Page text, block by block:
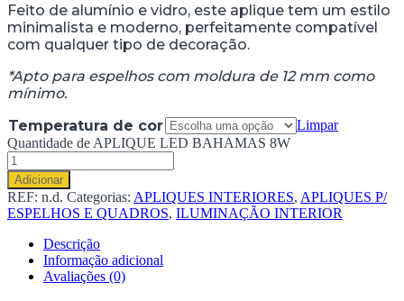
Feito de alumínio e vidro, este aplique tem um estilo
minimalista e moderno, perfeitamente compatível
com qualquer tipo de decoração.
*Apto para espelhos com moldura de 12 mm como
mínimo.
Temperatura de cor
Limpar
Quantidade de APLIQUE LED BAHAMAS 8W
Adicionar
REF: n.d. Categorias: APLIQUES INTERIORES, APLIQUES P/
ESPELHOS E QUADROS, ILUMINAÇÃO INTERIOR
Descrição
Informação adicional
Avaliações (0)